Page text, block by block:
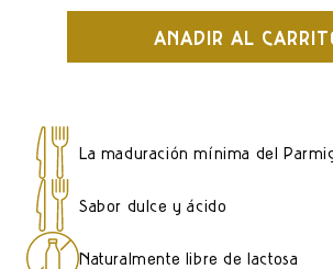
cantidad
por
meses
Forma
por
Forma
AÑADIR AL
La maduración mínima del
Sabor dulce y ácido
Naturalmente libre de lactosa